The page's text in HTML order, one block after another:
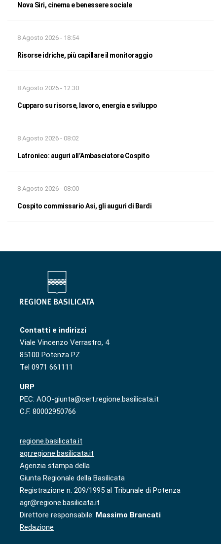
Nova Siri, cinema e benessere sociale
8 Agosto 2026 - 18:54
Risorse idriche, più capillare il monitoraggio
8 Agosto 2026 - 12:30
Cupparo su risorse, lavoro, energia e sviluppo
8 Agosto 2026 - 08:02
Latronico: auguri all’Ambasciatore Cospito
8 Agosto 2026 - 08:00
Cospito commissario Asi, gli auguri di Bardi
Contatti e indirizzi
Viale Vincenzo Verrastro, 4
85100 Potenza PZ
Tel 0971 661111
URP
PEC: AOO-giunta@cert.regione.basilicata.it
C.F. 80002950766
regione.basilicata.it
agr.regione.basilicata.it
Agenzia stampa della
Giunta Regionale della Basilicata
Registrazione n. 209/1995 al Tribunale di Potenza
agr@regione.basilicata.it
Direttore responsabile: Massimo Brancati
Redazione